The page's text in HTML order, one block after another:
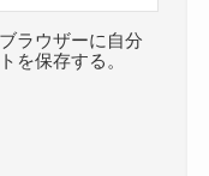
ラウザーに自分
を保存する。